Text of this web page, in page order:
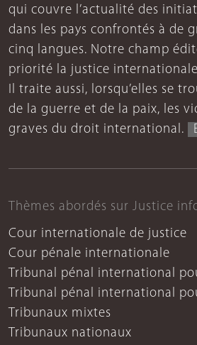
qui couvre l’actualité des
dans les pays confrontés à de
cinq langues. Notre champ
priorité la justice
Il traite aussi, lorsqu’elles se
de la guerre et de la paix, les
graves du droit international.
Thèmes abordés sur Justice
Cour internationale de justice
Cour pénale internationale
Tribunal pénal international
Tribunal pénal international
Tribunaux mixtes
Tribunaux nationaux